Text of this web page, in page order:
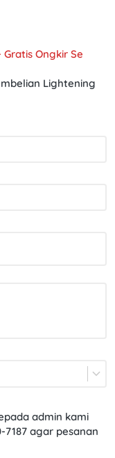
Ongkir Se
Lightening
admin kami
7187 agar pesanan